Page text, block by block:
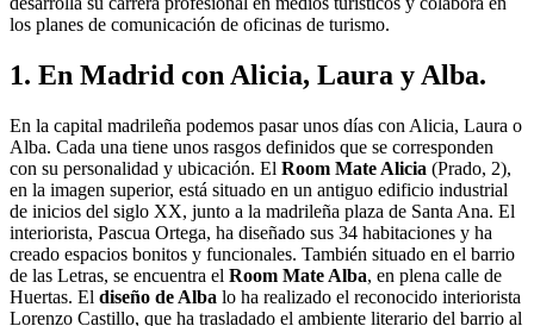
los planes de comunicación de oficinas de turismo.
1. En Madrid con Alicia, Laura y Alba.
En la capital madrileña podemos pasar unos días con Alicia, Laura o
Alba. Cada una tiene unos rasgos definidos que se corresponden
con su personalidad y ubicación. El Room Mate Alicia (Prado, 2),
en la imagen superior, está situado en un antiguo edificio industrial
de inicios del siglo XX, junto a la madrileña plaza de Santa Ana. El
interiorista, Pascua Ortega, ha diseñado sus 34 habitaciones y ha
creado espacios bonitos y funcionales. También situado en el barrio
de las Letras, se encuentra el Room Mate Alba, en plena calle de
Huertas. El diseño de Alba lo ha realizado el reconocido interiorista
Lorenzo Castillo, que ha trasladado el ambiente literario del barrio al